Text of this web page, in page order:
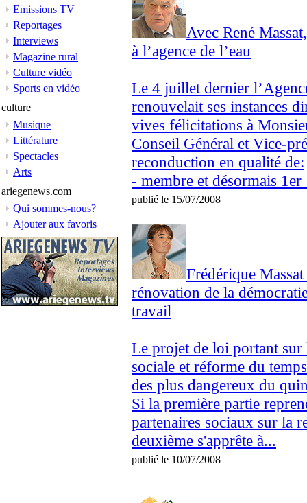
Emissions TV
Reportages
Interviews
Magazine rural
Culture vidéo
Sports en vidéo
culture
Musique
Littérature
Spectacles
Arts
ariegenews.com
Qui sommes-nous?
Ajouter aux favoris
Avec René
à l’agence de l’eau
Le 4 juillet dernier
renouvelait ses instances
vives félicitations à
Conseil Général et Vice-
reconduction en qualité de:
- membre et désormais
publié le 15/07/2008
Frédérique
rénovation de la
travail
Le projet de loi portant
sociale et réforme du
des plus dangereux du
Si la première partie
partenaires sociaux sur la
deuxième s'apprête à...
publié le 10/07/2008